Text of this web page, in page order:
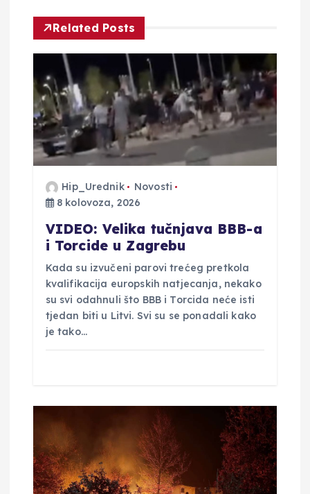
c
a
o
Related Posts
Hip_Urednik
Novosti
8 kolovoza, 2026
VIDEO: Velika tučnjava BBB-a
i Torcide u Zagrebu
Kada su izvučeni parovi trećeg pretkola
kvalifikacija europskih natjecanja, nekako
su svi odahnuli što BBB i Torcida neće isti
tjedan biti u Litvi. Svi su se ponadali kako
je tako…